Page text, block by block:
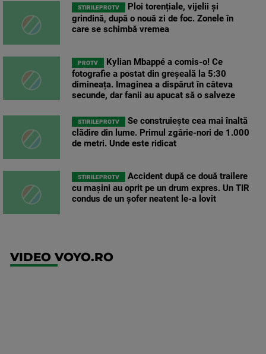
STIRILEPROTV
Ploi torențiale, vijelii și
grindină, după o nouă zi de foc. Zonele în
care se schimbă vremea
PROTV
Kylian Mbappé a comis-o! Ce
fotografie a postat din greșeală la 5:30
dimineața. Imaginea a dispărut în câteva
secunde, dar fanii au apucat să o salveze
STIRILEPROTV
Se construiește cea mai înaltă
clădire din lume. Primul zgârie-nori de 1.000
de metri. Unde este ridicat
STIRILEPROTV
Accident după ce două trailere
cu mașini au oprit pe un drum expres. Un TIR
condus de un șofer neatent le-a lovit
VIDEO VOYO.RO